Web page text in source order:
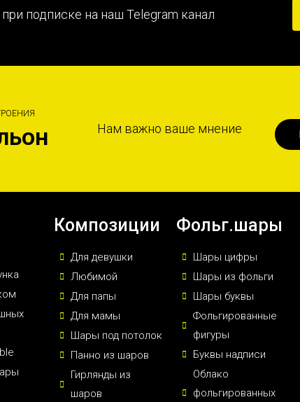
подписке на наш Telegram канал
Нам важно ваше мнение
Композиции
Для девушки
Любимой
Для папы
Для мамы
Шары под потолок
Панно из шаров
Гирлянды из
шаров
Фольг.шары
Шары цифры
Шары из фольги
Шары буквы
Фольгированные
фигуры
Буквы надписи
Облако
фольгированных